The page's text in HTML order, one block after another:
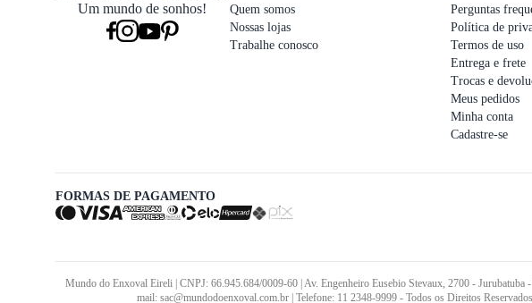
Um mundo de sonhos!
Quem somos
Nossas lojas
Trabalhe conosco
Perguntas
Política de
Termos de uso
Entrega e frete
Trocas e
Meus pedidos
Minha conta
Cadastre-se
FORMAS DE PAGAMENTO
Mundo do Enxoval Eireli | CNPJ: 66.945.684/0009-60 | Av. Engenheiro Eusebio Stevaux, 2700 - Jurubatuba
mail: sac@mundodoenxoval.com.br | Telefone: 11 2348-9999 - Todos os Direitos Reservados